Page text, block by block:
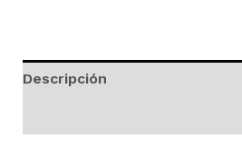
cantidad
Descripción